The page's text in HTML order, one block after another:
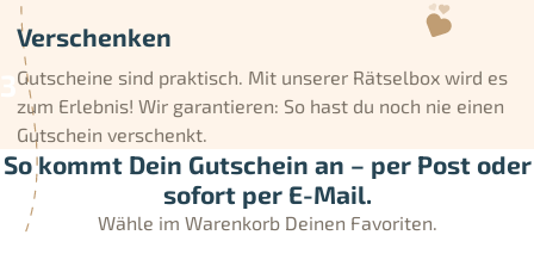
Verschenken
Gutscheine sind praktisch. Mit unserer Rätselbox wird es
zum Erlebnis! Wir garantieren: So hast du noch nie einen
Gutschein verschenkt.
So kommt Dein Gutschein an – per Post oder
sofort per E-Mail.
Wähle im Warenkorb Deinen Favoriten.